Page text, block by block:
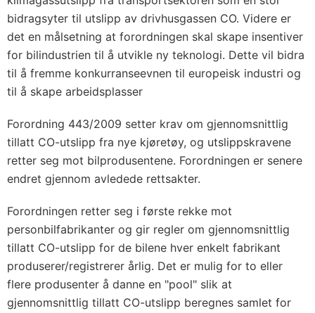
bidragsyter til utslipp av drivhusgassen CO. Videre er
det en målsetning at forordningen skal skape insentiver
for bilindustrien til å utvikle ny teknologi. Dette vil bidra
til å fremme konkurranseevnen til europeisk industri og
til å skape arbeidsplasser
Forordning 443/2009 setter krav om gjennomsnittlig
tillatt CO-utslipp fra nye kjøretøy, og utslippskravene
retter seg mot bilprodusentene. Forordningen er senere
endret gjennom avledede rettsakter.
Forordningen retter seg i første rekke mot
personbilfabrikanter og gir regler om gjennomsnittlig
tillatt CO-utslipp for de bilene hver enkelt fabrikant
produserer/registrerer årlig. Det er mulig for to eller
flere produsenter å danne en "pool" slik at
gjennomsnittlig tillatt CO-utslipp beregnes samlet for